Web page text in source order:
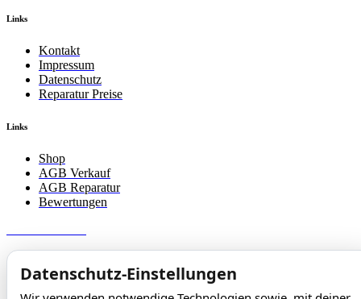
Links
Kontakt
Impressum
Datenschutz
Reparatur Preise
Links
Shop
AGB Verkauf
AGB Reparatur
Bewertungen
Datenschutz-Einstellungen